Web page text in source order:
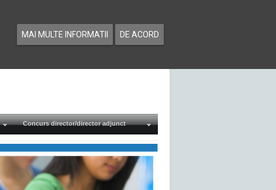
MAI MULTE INFORMATII DE ACORD
Concurs director/director adjunct